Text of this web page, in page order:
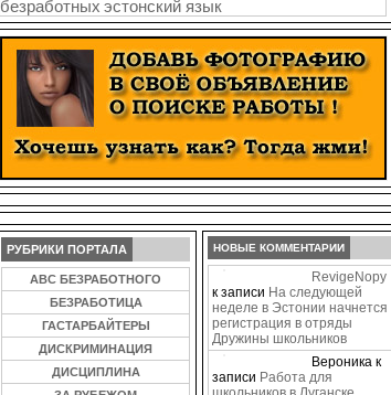
безработных эстонский язык
НОВЫЕ КОММЕНТАРИИ
RevigeNopy
к записи На следующей
неделе в Эстонии начнется
регистрация в отряды
Дружины школьников
Вероника к
записи Работа для
РУБРИКИ ПОРТАЛА
ABC БЕЗРАБОТНОГО
БЕЗРАБОТИЦА
ГАСТАРБАЙТЕРЫ
ДИСКРИМИНАЦИЯ
ДИСЦИПЛИНА